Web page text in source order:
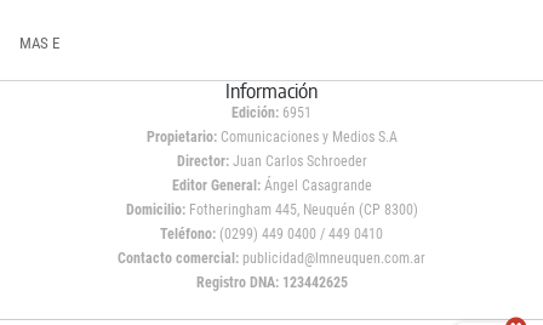
MAS E
Información
Edición: 6951
Propietario:Comunicaciones y Medios S.A
Director: Juan Carlos Schroeder
Editor General:Ángel Casagrande
Domicilio:Fotheringham 445, Neuquén (CP 8300)
Teléfono: (0299) 449 0400 / 449 0410
Contacto comercial: publicidad@lmneuquen.com.ar
Registro DNA: 123442625